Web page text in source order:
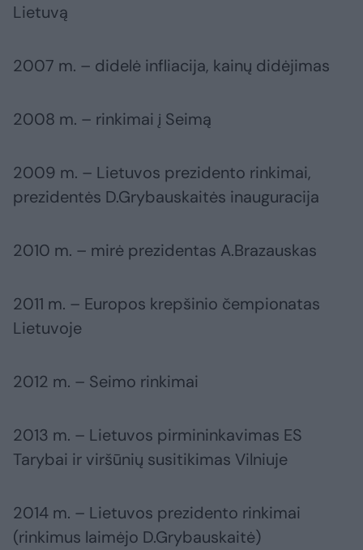
Lietuvą
2007 m. – didelė infliacija, kainų didėjimas
2008 m. – rinkimai į Seimą
2009 m. – Lietuvos prezidento rinkimai,
prezidentės D.Grybauskaitės inauguracija
2010 m. – mirė prezidentas A.Brazauskas
2011 m. – Europos krepšinio čempionatas
Lietuvoje
2012 m. – Seimo rinkimai
2013 m. – Lietuvos pirmininkavimas ES
Tarybai ir viršūnių susitikimas Vilniuje
2014 m. – Lietuvos prezidento rinkimai
(rinkimus laimėjo D.Grybauskaitė)